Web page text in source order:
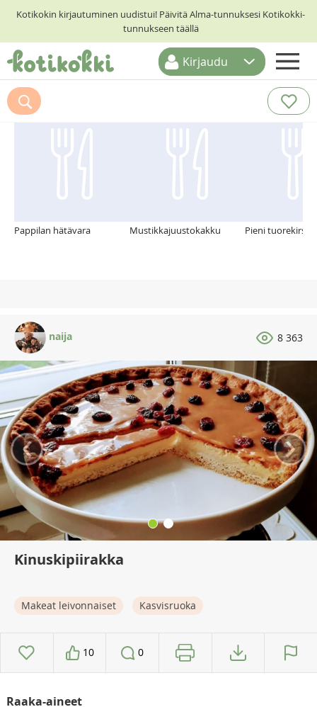
Kotikokin kirjautuminen uudistui! Päivitä Alma-tunnuksesi Kotikokki-
tunnukseen täällä
ETUSIVU
RESEPTIHAKU
Kirjaudu
Suosittelemme myös
Pappilan hätävara Mustikkajuustokakku Pieni
naija 8 363
‹ ›
Kinuskipiirakka
Makeat leivonnaiset Kasvisruoka
10 0
Raaka-aineet